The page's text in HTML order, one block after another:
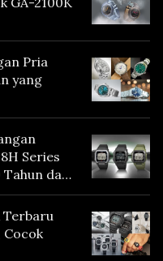
Pria
yang
Series
dan
Terbaru
Cocok